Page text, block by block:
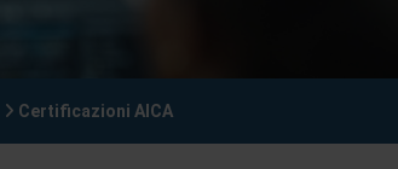
Certificazioni AICA